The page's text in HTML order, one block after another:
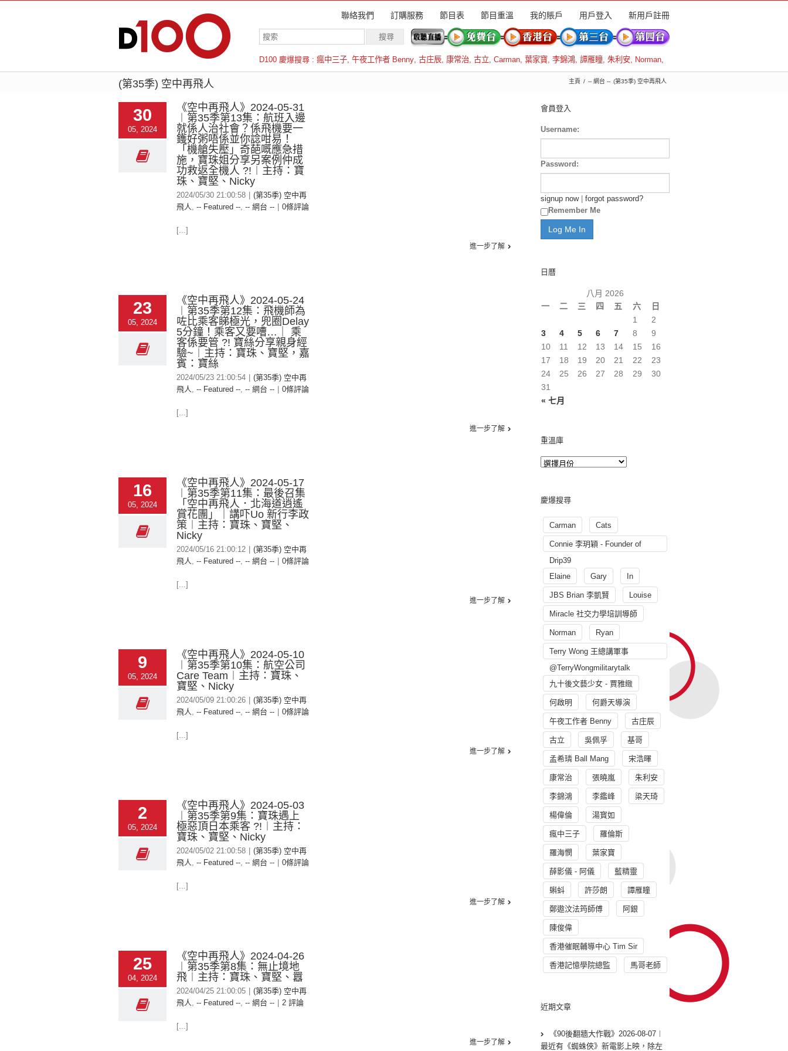
聯絡我們 訂購服務 節目表 節目重溫 我的賬戶 用戶登入 新用戶註冊
D100 慶爆搜尋 : 瘋中三子, 午夜工作者 Benny, 古庄辰, 康常治, 古立, Carman, 葉家寶, 李錦鴻, 譚雁瞳, 朱利安, Norman,
羅倫斯
(第35季) 空中再飛人 主頁 -- 網台 -- (第35季) 空中再飛人
30
05, 2024
《空中再飛人》2024-05-31
︱第35季第13集：航班入邊
就係人治社會？係飛機要一
鑊好粥唔係並你諗咁易！
「機艙失壓」奇葩嘅應急措
施，寶珠姐分享另案例仲成
功救返全機人 ?!︱主持：寶
珠、寶堅、Nicky
2024/05/30 21:00:58
(第35季) 空中再
飛人, -- Featured --, -- 網台 -- 0條評論
[...]
進一步了解
23
05, 2024
《空中再飛人》2024-05-24
︱第35季第12集：飛機師為
咗比乘客睇極光，兜圈Delay
5分鐘！乘客又要嘈…｜ 乘
客係要管 ?! 寶絲分享親身經
驗~︱主持：寶珠、寶堅，嘉
賓：寶絲
2024/05/23 21:00:54
(第35季) 空中再
飛人, -- Featured --, -- 網台 -- 0條評論
[...]
進一步了解
16
05, 2024
《空中再飛人》2024-05-17
︱第35季第11集：最後召集
「空中再飛人．北海道逍遙
賞花團」｜講吓Uo 新行李政
策︱主持：寶珠、寶堅、
Nicky
2024/05/16 21:00:12
(第35季) 空中再
飛人, -- Featured --, -- 網台 -- 0條評論
[...]
進一步了解
9
05, 2024
《空中再飛人》2024-05-10
︱第35季第10集：航空公司
Care Team︱主持：寶珠、
寶堅、Nicky
2024/05/09 21:00:26
(第35季) 空中再
飛人, -- Featured --, -- 網台 -- 0條評論
[...]
進一步了解
2
05, 2024
《空中再飛人》2024-05-03
︱第35季第9集：寶珠遇上
極惡頂日本乘客 ?!︱主持：
寶珠、寶堅、Nicky
2024/05/02 21:00:58
(第35季) 空中再
飛人, -- Featured --, -- 網台 -- 0條評論
[...]
進一步了解
25
04, 2024
《空中再飛人》2024-04-26
︱第35季第8集：無止境地
飛︱主持：寶珠、寶堅、囂
2024/04/25 21:00:05
(第35季) 空中再
飛人, -- Featured --, -- 網台 -- 2 評論
[...]
進一步了解
會員登入
Username:
Password:
signup now| forgot password?
Remember Me
日曆
八月 2026
一
二 三 四 五 六 日
« 七月
1
2
3
4 5 6 7 8
9
10
11 12 13 14 15
16
17
18 19 20 21 22
23
24
25 26 27 28 29
30
31
重溫庫
慶爆搜尋
Carman Cats
Connie 李玥穎 - Founder of
Drip39
Elaine
Gary In
JBS Brian 李凱賢 Louise
Miracle 社交力學培訓導師
Norman Ryan
Terry Wong 王總講軍事
@TerryWongmilitarytalk
九十後文藝少女 - 賈雅緻
何啟明 何爵天導演
午夜工作者 Benny 古庄辰
古立 吳佩孚 基哥
孟希璘 Ball Mang 宋浩暉
康常治 張曉嵐 朱利安
李錦鴻 李鑑峰 梁天琦
楊偉倫 湯寳如
瘋中三子 羅倫斯
羅海憫 葉家寶
薛影儀 - 阿儀 藍精靈
蝌蚪 許莎朗 譚雁瞳
鄭遨汶法筠師傅 阿銀
陳俊偉
香港催眠輔導中心 Tim Sir
香港記憶學院總監 馬哥老師
近期文章
《90後翻牆大作戰》2026-08-07︱
最近有《蜘蛛俠》新電影上映，除左